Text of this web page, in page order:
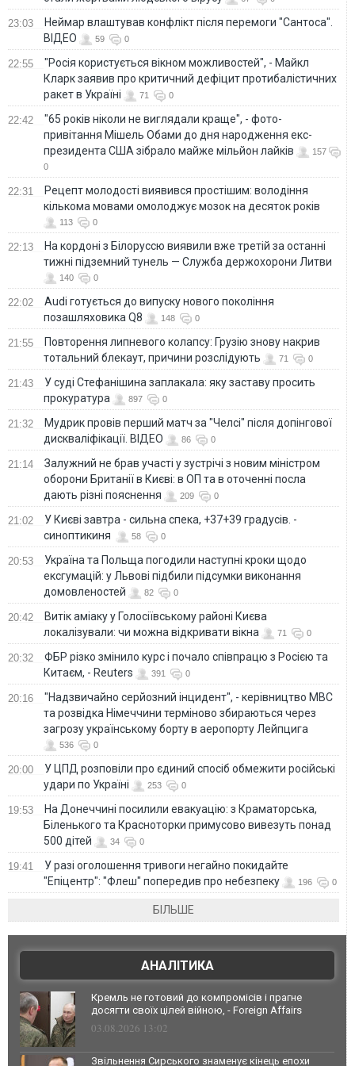
23:03
Неймар влаштував конфлікт після перемоги "Сантоса".
ВІДЕО
59 0
22:55
"Росія користується вікном можливостей", - Майкл
Кларк заявив про критичний дефіцит протибалістичних
ракет в Україні
71 0
22:42
"65 років ніколи не виглядали краще", - фото-
привітання Мішель Обами до дня народження екс-
президента США зібрало майже мільйон лайків
157
0
22:31
Рецепт молодості виявився простішим: володіння
кількома мовами омолоджує мозок на десяток років
113 0
22:13
На кордоні з Білоруссю виявили вже третій за останні
тижні підземний тунель — Служба держохорони Литви
140 0
22:02
Audi готується до випуску нового покоління
позашляховика Q8
148 0
21:55
Повторення липневого колапсу: Грузію знову накрив
тотальний блекаут, причини розслідують
71 0
21:43
У суді Стефанішина заплакала: яку заставу просить
прокуратура
897 0
21:32
Мудрик провів перший матч за "Челсі" після допінгової
дискваліфікації. ВІДЕО
86 0
21:14
Залужний не брав участі у зустрічі з новим міністром
оборони Британії в Києві: в ОП та в оточенні посла
дають різні пояснення
209 0
21:02
У Києві завтра - сильна спека, +37+39 градусів. -
синоптикиня
58 0
20:53
Україна та Польща погодили наступні кроки щодо
ексгумацій: у Львові підбили підсумки виконання
домовленостей
82 0
20:42
Витік аміаку у Голосіївському районі Києва
локалізували: чи можна відкривати вікна
71 0
20:32
ФБР різко змінило курс і почало співпрацю з Росією та
Китаєм, - Reuters
391 0
20:16
"Надзвичайно серйозний інцидент", - керівництво МВС
та розвідка Німеччини терміново збираються через
загрозу українському борту в аеропорту Лейпцига
536 0
20:00
У ЦПД розповіли про єдиний спосіб обмежити російські
удари по Україні
253 0
19:53
На Донеччині посилили евакуацію: з Краматорська,
Біленького та Красноторки примусово вивезуть понад
500 дітей
34 0
19:41
У разі оголошення тривоги негайно покидайте
"Епіцентр": "Флеш" попередив про небезпеку
196 0
БІЛЬШЕ
АНАЛІТИКА
Кремль не готовий до компромісів і прагне
досягти своїх цілей війною, - Foreign Affairs
03.08.2026 13:02
Звільнення Сирського знаменує кінець епохи